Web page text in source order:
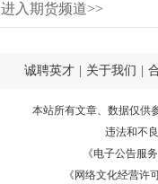
进入期货频道>>
诚聘英才 关于我们
本站所有文章、数据仅供
违法和不
《电子公告服务
《网络文化经营许